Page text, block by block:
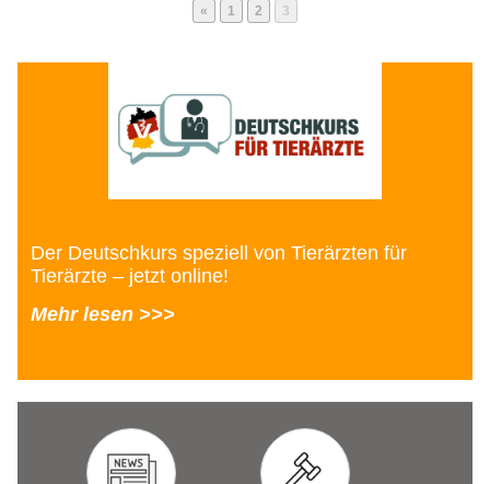
« Seite
1 Seite
2 Seite
3
Der Deutschkurs speziell von Tierärzten für
Tierärzte – jetzt online!
Mehr lesen >>>